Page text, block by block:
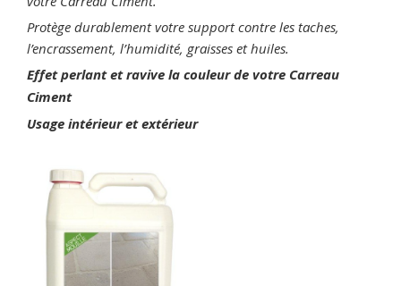
Protège durablement votre support contre les taches,
l’encrassement, l’humidité, graisses et huiles.
Effet perlant et ravive la couleur de votre Carreau
Ciment
Usage intérieur et extérieur